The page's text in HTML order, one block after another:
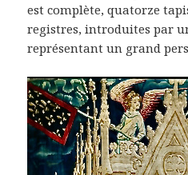
est complète, quatorze
registres, introduites par
représentant un grand